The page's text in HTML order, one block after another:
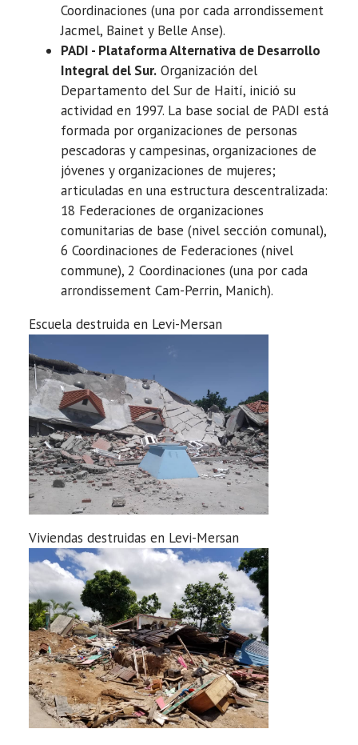
Coordinaciones (una por cada arrondissement
Jacmel, Bainet y Belle Anse).
PADI - Plataforma Alternativa de Desarrollo
Integral del Sur.Organización del
Departamento del Sur de Haití, inició su
actividad en 1997. La base social de PADI está
formada por organizaciones de personas
pescadoras y campesinas, organizaciones de
jóvenes y organizaciones de mujeres;
articuladas en una estructura descentralizada:
18 Federaciones de organizaciones
comunitarias de base (nivel sección comunal),
6 Coordinaciones de Federaciones (nivel
commune), 2 Coordinaciones (una por cada
arrondissement Cam-Perrin, Manich).
Escuela destruida en Levi-Mersan
Viviendas destruidas en Levi-Mersan